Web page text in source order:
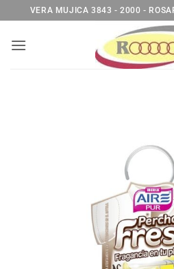
al
contenido
VERA MUJICA 3843 - 2000 -